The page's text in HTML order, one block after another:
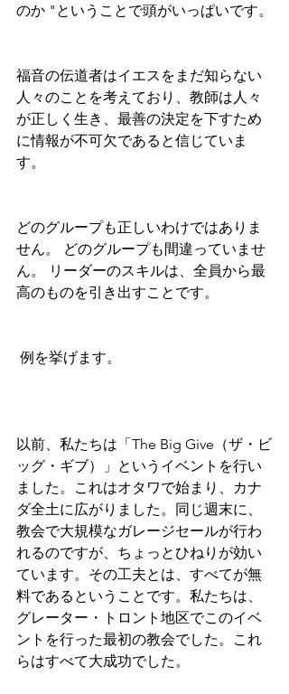
のか "ということで頭がいっぱいです。
福音の伝道者はイエスをまだ知らない
人々のことを考えており、教師は人々
が正しく生き、最善の決定を下すため
に情報が不可欠であると信じていま
す。
どのグループも正しいわけではありま
せん。 どのグループも間違っていませ
ん。 リーダーのスキルは、全員から最
高のものを引き出すことです。
例を挙げます。
以前、私たちは「The Big Give（ザ・ビ
ッグ・ギブ）」というイベントを行い
ました。これはオタワで始まり、カナ
ダ全土に広がりました。同じ週末に、
教会で大規模なガレージセールが行わ
れるのですが、ちょっとひねりが効い
ています。その工夫とは、すべてが無
料であるということです。私たちは、
グレーター・トロント地区でこのイベ
ントを行った最初の教会でした。これ
らはすべて大成功でした。